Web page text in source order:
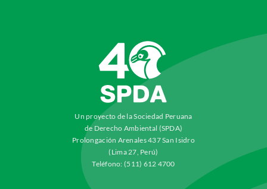
Un proyecto de la Sociedad Peruana
de Derecho Ambiental (SPDA)
Prolongación Arenales 437 San Isidro
(Lima 27, Perú)
Teléfono: (511) 612 4700